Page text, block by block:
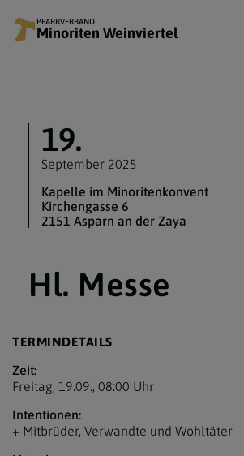
PFARRVERBAND
Minoriten Weinviertel
19.
September 2025
Kapelle im Minoritenkonvent
Kirchengasse 6
2151 Asparn an der Zaya
Hl. Messe
TERMINDETAILS
Zeit:
Freitag, 19.09., 08:00 Uhr
Intentionen:
+ Mitbrüder, Verwandte und Wohltäter